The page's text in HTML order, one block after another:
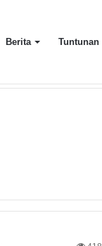
Berita Tuntunan